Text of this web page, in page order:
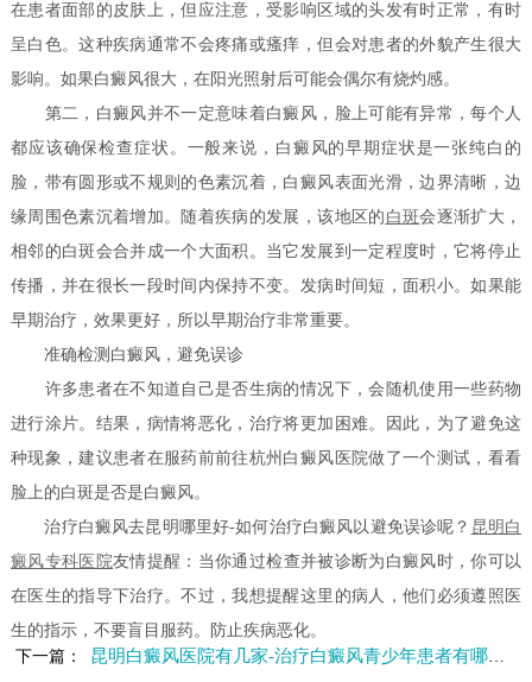
在患者面部的皮肤上，但应注意，受影响区域的头发有时正常，有时
呈白色。这种疾病通常不会疼痛或瘙痒，但会对患者的外貌产生很大
影响。如果白癜风很大，在阳光照射后可能会偶尔有烧灼感。
第二，白癜风并不一定意味着白癜风，脸上可能有异常，每个人
都应该确保检查症状。一般来说，白癜风的早期症状是一张纯白的
脸，带有圆形或不规则的色素沉着，白癜风表面光滑，边界清晰，边
缘周围色素沉着增加。随着疾病的发展，该地区的 白斑会逐渐扩大，
相邻的白斑会合并成一个大面积。当它发展到一定程度时，它将停止
传播，并在很长一段时间内保持不变。发病时间短，面积小。如果能
早期治疗，效果更好，所以早期治疗非常重要。
准确检测白癜风，避免误诊
许多患者在不知道自己是否生病的情况下，会随机使用一些药物
进行涂片。结果，病情将恶化，治疗将更加困难。因此，为了避免这
种现象，建议患者在服药前前往杭州白癜风医院做了一个测试，看看
脸上的白斑是否是白癜风。
治疗白癜风去昆明哪里好-如何治疗白癜风以避免误诊呢？ 昆明白
癜风专科医院友情提醒：当你通过检查并被诊断为白癜风时，你可以
在医生的指导下治疗。不过，我想提醒这里的病人，他们必须遵照医
生的指示，不要盲目服药。防止疾病恶化。
下一篇：
昆明白癜风医院有几家-治疗白癜风青少年患者有哪些需要注意的